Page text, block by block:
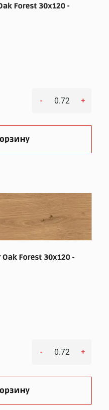
Forest 30x120 -
- +
Forest 30x120 -
- +